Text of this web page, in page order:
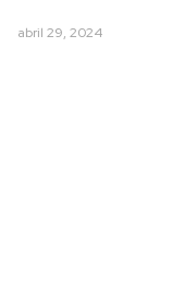
abril 29, 2024